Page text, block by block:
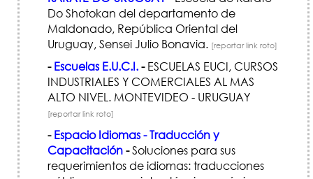
Do Shotokan del departamento de
Maldonado, República Oriental del
Uruguay, Sensei Julio Bonavia. [reportar link roto]
- Escuelas E.U.C.I.-ESCUELAS EUCI, CURSOS
INDUSTRIALES Y COMERCIALES AL MAS
ALTO NIVEL. MONTEVIDEO - URUGUAY
[reportar link roto]
- Espacio Idiomas - Traducción y
Capacitación-Soluciones para sus
requerimientos de idiomas: traducciones